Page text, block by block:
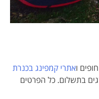
ואתרי קמפינג בכנרת
בתשלום. כל הפרטים